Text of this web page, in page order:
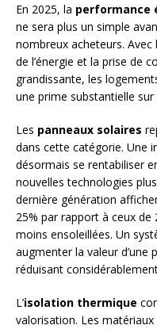
En 2025, la performance
ne sera plus un simple
nombreux acheteurs.
de l’énergie et la prise de
grandissante, les
une prime substantielle sur
Les panneaux solaires
dans cette catégorie. Une
désormais se rentabiliser
nouvelles technologies
dernière génération
25% par rapport à ceux
moins ensoleillées. Un
augmenter la valeur d’une
réduisant
L’isolation thermique
valorisation. Les